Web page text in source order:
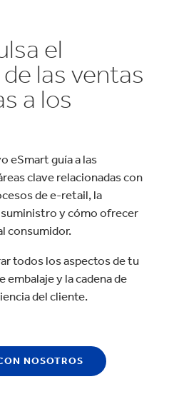
el
las ventas
a los
eSmart guía a las
clave relacionadas con
de e-retail, la
suministro y cómo ofrecer
consumidor.
todos los aspectos de tu
embalaje y la cadena de
del cliente.
NOSOTROS